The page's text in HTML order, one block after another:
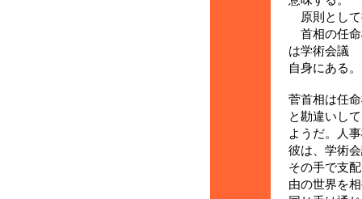
原則として
首相の任命
は学術会議
自身にある。
菅首相は任
と勘違いし
ようだ。人
彼は、学術
その手で支
由の世界を